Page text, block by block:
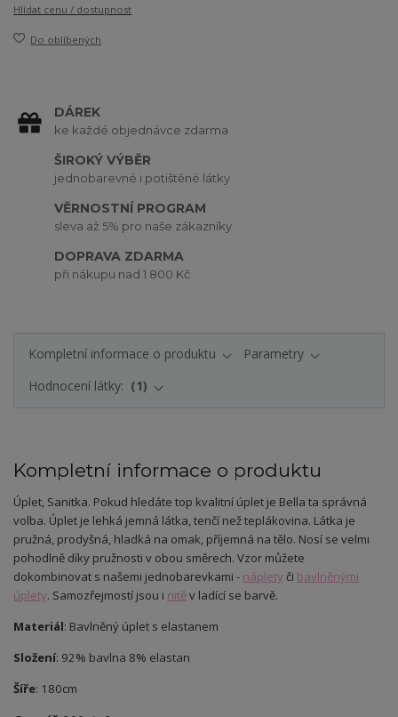
Hlídat cenu / dostupnost
Do oblíbených
DÁREK
ke každé objednávce zdarma
ŠIROKÝ VÝBĚR
jednobarevné i potištěné látky
VĚRNOSTNÍ PROGRAM
sleva až 5% pro naše zákazníky
DOPRAVA ZDARMA
při nákupu nad 1 800 Kč
Kompletní informace o produktu
Parametry
Hodnocení látky:
1
Kompletní informace o produktu
Úplet, Sanitka. Pokud hledáte top kvalitní úplet je Bella ta správná
volba. Úplet je lehká jemná látka, tenčí než teplákovina. Látka je
pružná, prodyšná, hladká na omak, příjemná na tělo. Nosí se velmi
pohodlně díky pružnosti v obou směrech. Vzor můžete
dokombinovat s našemi jednobarevkami - náplety či bavlněnými
úplety. Samozřejmostí jsou i nitěv ladící se barvě.
Materiál: Bavlněný úplet s elastanem
Složení: 92% bavlna 8% elastan
Šíře: 180cm